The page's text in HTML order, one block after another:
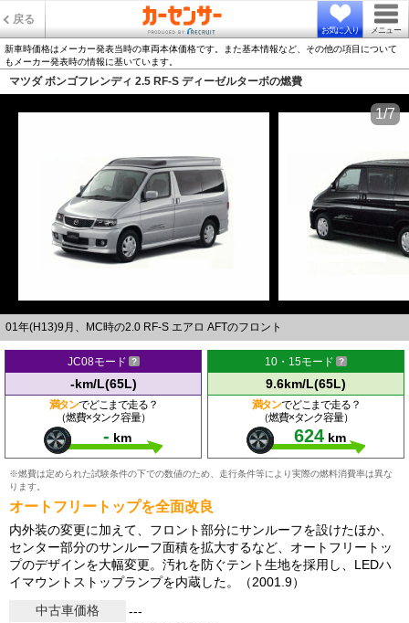
戻る
お気に入り メニュー
新車時価格はメーカー発表当時の車両本体価格です。また基本情報など、その他の項目について
もメーカー発表時の情報に基いています。
マツダ ボンゴフレンディ 2.5 RF-S ディーゼルターボの燃費
01年(H13)9月、MC時の2.0 RF-S エアロ AFTのフロント
1/7
JC08モード
-km/L(65L)
満タンでどこまで走る？
（燃費×タンク容量）
- km
10・15モード
9.6km/L(65L)
満タンでどこまで走る？
（燃費×タンク容量）
624 km
※燃費は定められた試験条件の下での数値のため、走行条件等により実際の燃料消費率は異な
ります。
オートフリートップを全面改良
内外装の変更に加えて、フロント部分にサンルーフを設けたほか、
センター部分のサンルーフ面積を拡大するなど、オートフリートッ
プのデザインを大幅変更。汚れを防ぐテント生地を採用し、LEDハ
イマウントストップランプを内蔵した。（2001.9）
中古車価格
---